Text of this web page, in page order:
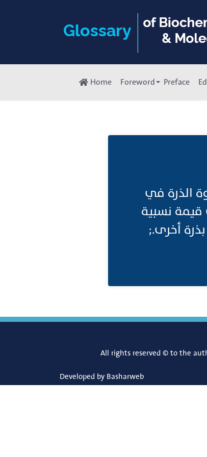
Home Foreword Preface
الذرة في
قيمة نسبية
أخرى.;
All rights reserved © to the
Developed by Basharweb